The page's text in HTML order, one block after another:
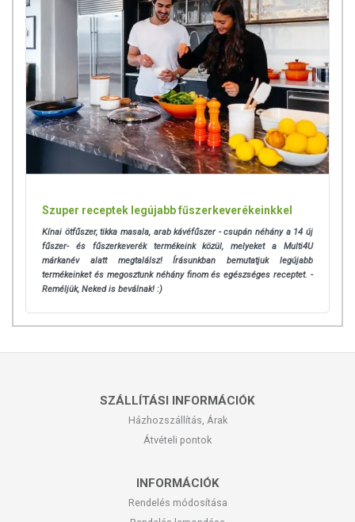
Tárolás:
Száraz helyen tartandó!
Származási hely: Magyarország
Minőségét megőrzi:a csomagoláson jelzett időpontig.
Gyártó és forgalmazó:ÍZTÁR-Fűszermanufaktúra Kft.
Az oldalunkon lévő adatokat folyamatosan frissítjük, törekszünk arra,
hogy naprakészek legyenek. Szeretnénk felhívni azonban a figyelmet,
hogy ennek ellenére a webshopon szereplő adatok (beleértve a
termékfotókat, tápérték-, összetétel-, és allergén információkat is) csak
csomagolásán találják meg.
Szuper receptek legújabb fűszerkeverékeinkkel
Kínai ötfűszer, tikka masala, arab kávéfűszer - csupán néhány a 14 új
fűszer- és fűszerkeverék termékeink közül, melyeket a Multi4U
márkanév alatt megtalálsz! Írásunkban bemutatjuk legújabb
termékeinket és megosztunk néhány finom és egészséges receptet. -
Reméljük, Neked is beválnak! :)
SZÁLLÍTÁSI INFORMÁCIÓK
Házhozszállítás, Árak
Átvételi pontok
INFORMÁCIÓK
Rendelés módosítása